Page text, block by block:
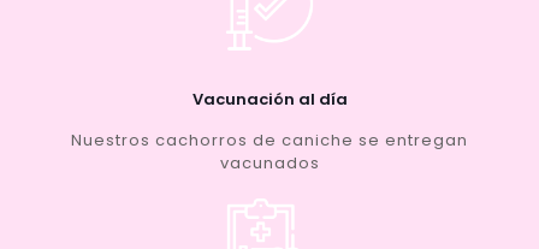
Vacunación al día
Nuestros cachorros de caniche se entregan
vacunados